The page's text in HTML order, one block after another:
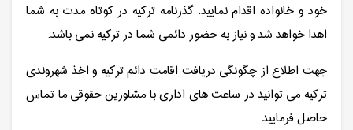
خود و خانواده اقدام نمایید. گذرنامه ترکیه در کوتاه مدت به شما
اهدا خواهد شد و نیاز به حضور دائمی شما در ترکیه نمی باشد.
جهت اطلاع از چگونگی دریافت اقامت دائم ترکیه و اخذ شهروندی
ترکیه می توانید در ساعت های اداری با مشاورین حقوقی ما تماس
حاصل فرمایید.